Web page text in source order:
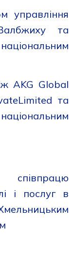
управління
та
АKG Global
та
і послуг в